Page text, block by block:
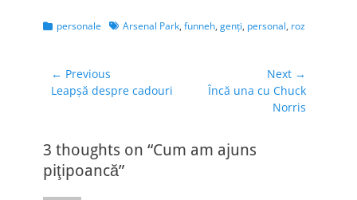
toată lumea…
Categories
personale TagsArsenal Park, funneh, genţi, personal, roz
Navigare
în
← Previous
Previous
Leapşă despre cadouri
Next →
Încă una cu Chuck
Norris
3 thoughts on “Cum am ajuns
piţipoancă”